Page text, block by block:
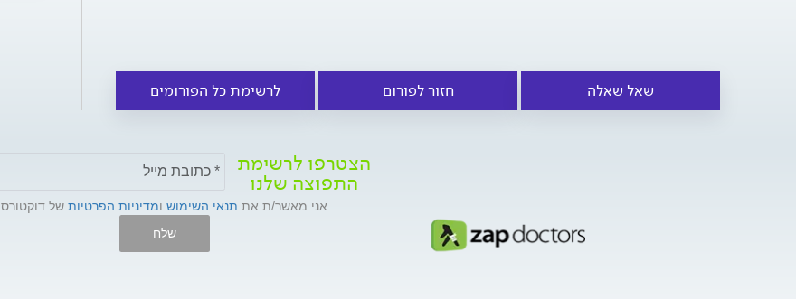
שאל שאלה חזור לפורום לרשימת כל הפורומים
הצטרפו לרשימת
התפוצה שלנו
אני מאשר/ת את תנאי השימוש ומדיניות הפרטיות של דוקטורס
שלח